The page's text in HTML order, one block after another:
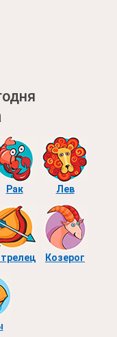
Рак Лев
Козерог